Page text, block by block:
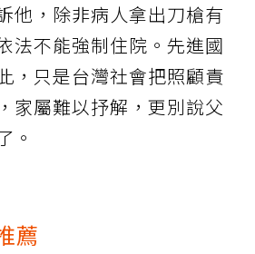
他，除非病人拿出刀槍有
法不能強制住院。先進國
，只是台灣社會把照顧責
家屬難以抒解，更別說父
。
薦